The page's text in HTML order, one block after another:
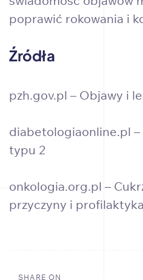
poprawić rokowania i
Źródła
pzh.gov.pl – Objawy i
diabetologiaonline.pl
typu 2
onkologia.org.pl –
przyczyny i profilaktyka
SHARE ON